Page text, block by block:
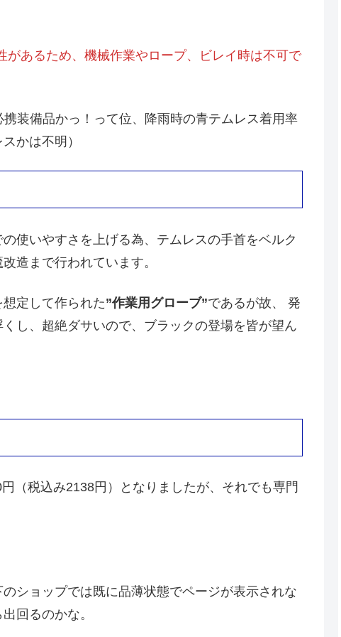
あるため、機械作業やロープ、ビレイ時は不可で
装備品かっ！って位、降雨時の青テムレス着用率
かは不明）
使いやすさを上げる為、テムレスの手首をベルク
造まで行われています。
定して作られた”作業用グローブ”であるが故、 発
し、超絶ダサいので、ブラックの登場を皆が望ん
（税込み2138円）となりましたが、それでも専門
ショップでは既に品薄状態でページが表示されな
回るのかな。